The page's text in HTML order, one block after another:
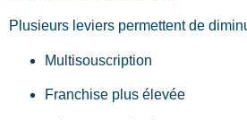
Plusieurs leviers permettent de
Multisouscription
Franchise plus élevée